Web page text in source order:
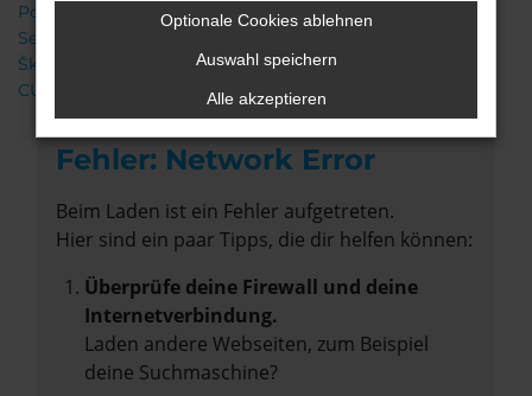
Porsche
Seat
Škoda
CUPRA
Fehler: Network Error
Beim Laden ist ein Fehler aufgetreten.
Hier sind ein paar Tipps, die dir helfen können:
Überprüfe deine Firewall und deine
Internetverbindung.
Laden andere Webseiten, zum Beispiel
deine Suchmaschine?
Optionale Cookies ablehnen
Auswahl speichern
Alle akzeptieren